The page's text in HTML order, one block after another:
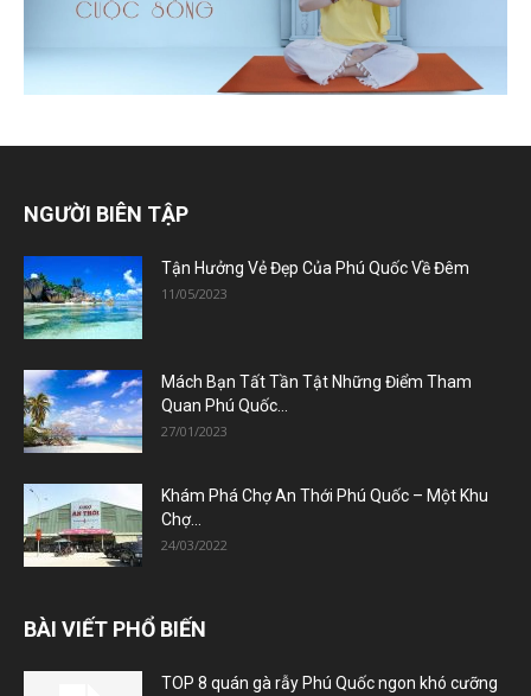
NGƯỜI BIÊN TẬP
Tận Hưởng Vẻ Đẹp Của Phú Quốc Về Đêm
11/05/2023
Mách Bạn Tất Tần Tật Những Điểm Tham
Quan Phú Quốc...
27/01/2023
Khám Phá Chợ An Thới Phú Quốc – Một Khu
Chợ...
24/03/2022
BÀI VIẾT PHỔ BIẾN
TOP 8 quán gà rẫy Phú Quốc ngon khó cưỡng